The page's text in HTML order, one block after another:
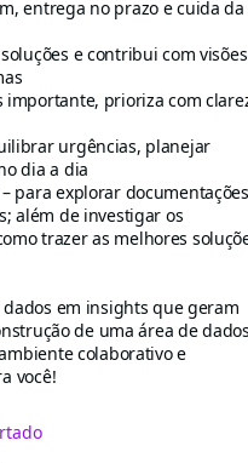
entrega no prazo e cuida da
e contribui com visões
importante, prioriza com
urgências, planejar
dia a dia
– para explorar documentações
além de investigar os
trazer as melhores
em insights que geram
de uma área de
colaborativo e
você!